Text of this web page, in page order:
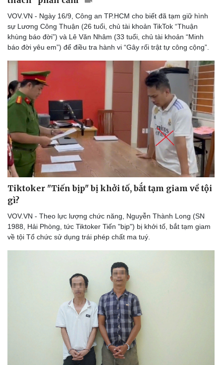
Hậu trường
VOV.VN - Ngày 16/9, Công an TP.HCM cho biết đã tạm giữ hình
sự Lương Công Thuận (26 tuổi, chủ tài khoản TikTok “Thuận
khùng báo đời”) và Lê Văn Nhâm (33 tuổi, chủ tài khoản “Minh
báo đời yêu em”) để điều tra hành vi “Gây rối trật tự công cộng”.
Tiktoker "Tiến bịp" bị khởi tố, bắt tạm giam về tội
gì?
VOV.VN - Theo lực lượng chức năng, Nguyễn Thành Long (SN
1988, Hải Phòng, tức Tiktoker Tiến "bịp") bị khởi tố, bắt tạm giam
về tội Tổ chức sử dụng trái phép chất ma tuý.